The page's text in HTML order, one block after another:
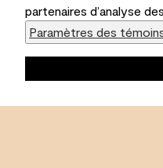
partenaires d’analyse
Paramètres des